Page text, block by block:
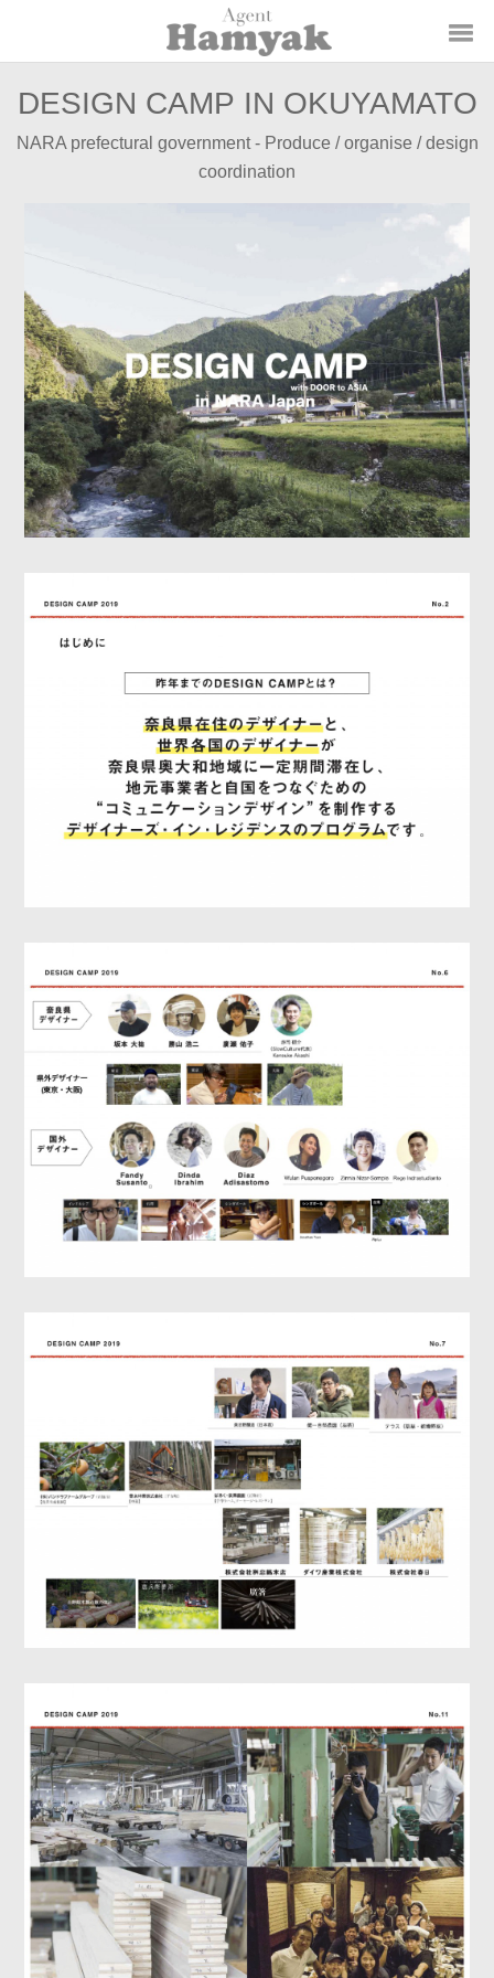
DESIGN CAMP IN OKUYAMATO
NARA prefectural government - Produce / organise / design
coordination